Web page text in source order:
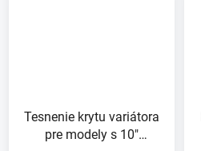
Tesnenie krytu variátora
pre modely s 10"